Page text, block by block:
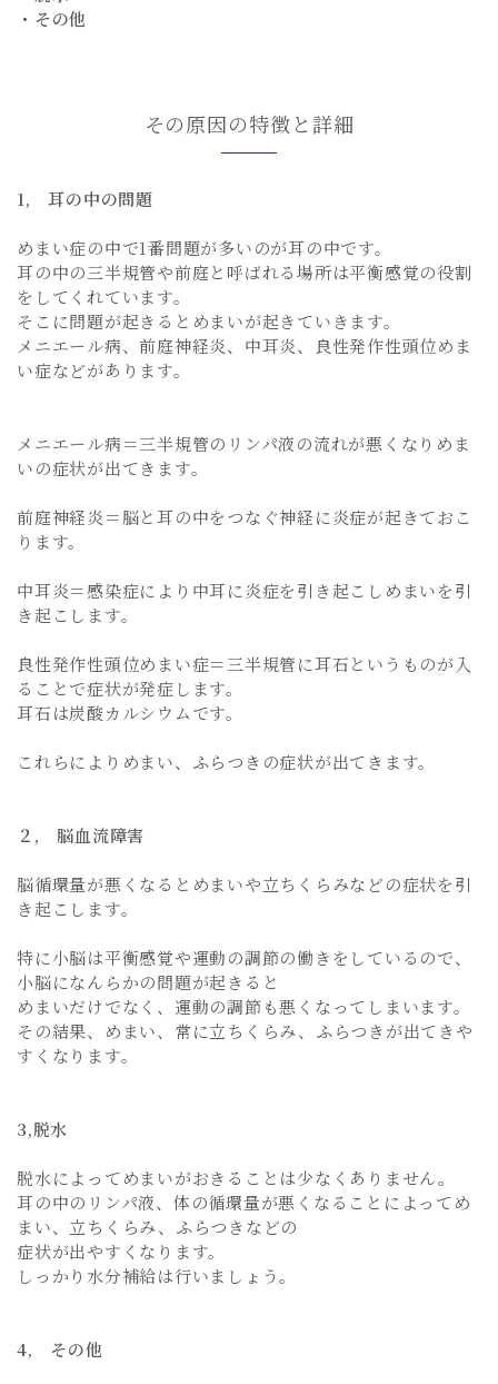
・その他
その原因の特徴と詳細
1, 耳の中の問題
めまい症の中で1番問題が多いのが耳の中です。
耳の中の三半規管や前庭と呼ばれる場所は平衡感覚の役割
をしてくれています。
そこに問題が起きるとめまいが起きていきます。
メニエール病、前庭神経炎、中耳炎、良性発作性頭位めま
い症などがあります。
メニエール病＝三半規管のリンパ液の流れが悪くなりめま
いの症状が出てきます。
前庭神経炎＝脳と耳の中をつなぐ神経に炎症が起きておこ
ります。
中耳炎＝感染症により中耳に炎症を引き起こしめまいを引
き起こします。
良性発作性頭位めまい症＝三半規管に耳石というものが入
ることで症状が発症します。
耳石は炭酸カルシウムです。
これらによりめまい、ふらつきの症状が出てきます。
２, 脳血流障害
脳循環量が悪くなるとめまいや立ちくらみなどの症状を引
き起こします。
特に小脳は平衡感覚や運動の調節の働きをしているので、
小脳になんらかの問題が起きると
めまいだけでなく、運動の調節も悪くなってしまいます。
その結果、めまい、常に立ちくらみ、ふらつきが出てきや
すくなります。
3,脱水
脱水によってめまいがおきることは少なくありません。
耳の中のリンパ液、体の循環量が悪くなることによってめ
まい、立ちくらみ、ふらつきなどの
症状が出やすくなります。
しっかり水分補給は行いましょう。
4, その他